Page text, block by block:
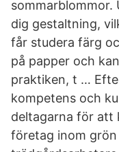
sommarblommor.
dig gestaltning,
får studera färg
på papper och
praktiken, t …
kompetens och
deltagarna för att
företag inom grön